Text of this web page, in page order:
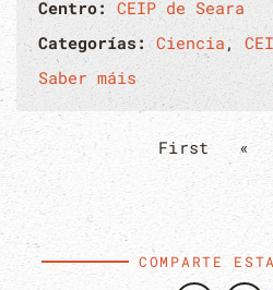
Centro: CEIP de Seara
Categorías:Ciencia,
Saber máis
First «
COMPARTE